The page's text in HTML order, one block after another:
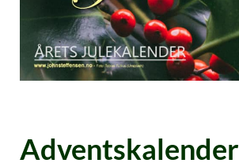
Adventskalender